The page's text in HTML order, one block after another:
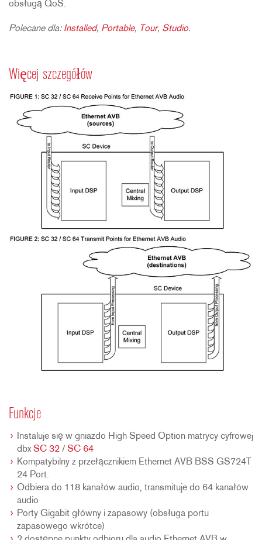
obsługą QoS.
Polecane dla: Installed, Portable, Tour, Studio.
Więcej szczegółów
Funkcje
Instaluje się w gniazdo High Speed Option matrycy cyfrowej
dbx SC 32 / SC 64
Kompatybilny z przełącznikiem Ethernet AVB BSS GS724T
24 Port.
Odbiera do 118 kanałów audio, transmituje do 64 kanałów
audio
Porty Gigabit główny i zapasowy (obsługa portu
zapasowego wkrótce)